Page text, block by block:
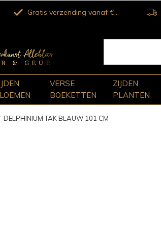
VERSE
BOEKETTEN
ZIJDEN
PLANTEN
Gratis verzending vanaf €100
DELPHINIUM TAK BLAUW 101 CM